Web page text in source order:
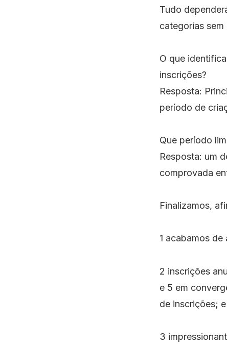
Tudo
categorias sem
O que
inscrições?
Resposta:
período de
Que período
Resposta: um
comprovada
Finalizamos,
1 acabamos
2 inscrições
e 5 em
de inscrições; e
3